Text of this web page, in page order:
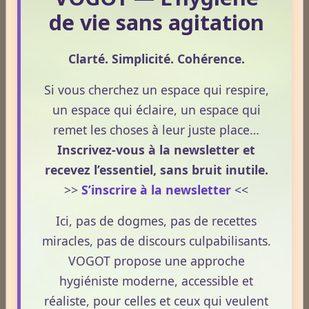
Cet article propose une mise au point claire, moderne
et conforme à la réglementation française de 2026.
Lire la suite
prépare réellement le réveil.
Le 08/04/2026
La nuit n’est pas seulement un moment de repos.
C’est une phase où le terrain se réorganise, se
décante et prépare la vitalité du lendemain.
Pourtant, peu de personnes savent réellement ce qui
se joue dans cette période silencieuse.
Lire la suite
2 3 4 5
Dernières newsletters
de vie sans agitation
Clarté. Simplicité. Cohérence.
Si vous cherchez un espace qui respire,
un espace qui éclaire, un espace qui
remet les choses à leur juste place…
Inscrivez-vous à la newsletter et
recevez l’essentiel, sans bruit inutile.
>> S’inscrire à la newsletter <<
Ici, pas de dogmes, pas de recettes
miracles, pas de discours culpabilisants.
VOGOT propose une approche
hygiéniste moderne, accessible et
réaliste, pour celles et ceux qui veulent